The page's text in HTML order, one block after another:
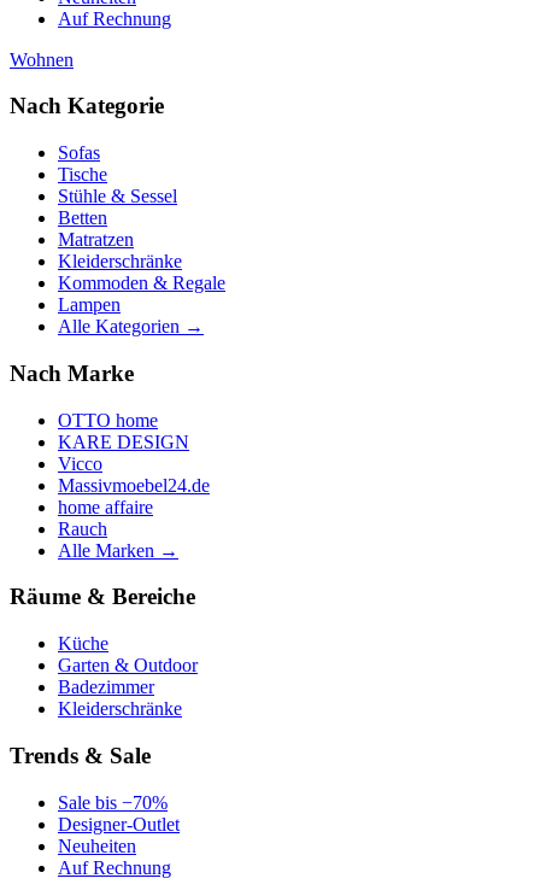
Auf Rechnung
Wohnen
Nach Kategorie
Sofas
Tische
Stühle & Sessel
Betten
Matratzen
Kleiderschränke
Kommoden & Regale
Lampen
Alle Kategorien →
Nach Marke
OTTO home
KARE DESIGN
Vicco
Massivmoebel24.de
home affaire
Rauch
Alle Marken →
Räume & Bereiche
Küche
Garten & Outdoor
Badezimmer
Kleiderschränke
Trends & Sale
Sale bis −70%
Designer-Outlet
Neuheiten
Auf Rechnung